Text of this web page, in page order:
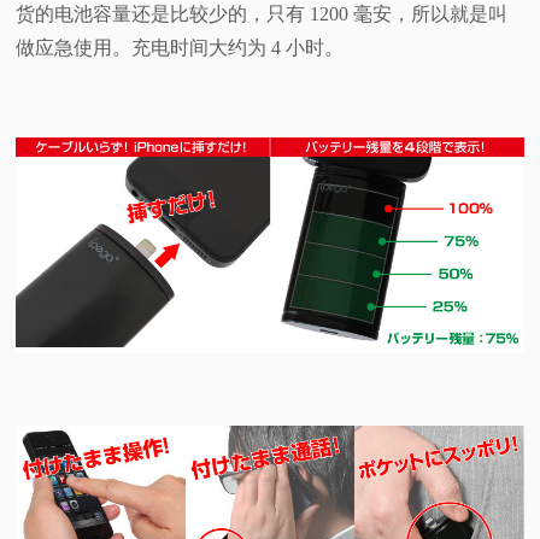
货的电池容量还是比较少的，只有 1200 毫安，所以就是叫
做应急使用。充电时间大约为 4 小时。